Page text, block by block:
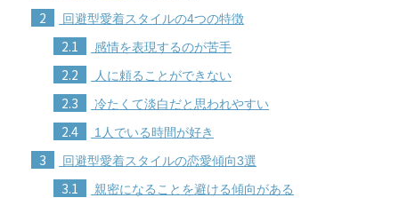
2 回避型愛着スタイルの4つの特徴
2.1 感情を表現するのが苦手
2.2 人に頼ることができない
2.3 冷たくて淡白だと思われやすい
2.4 1人でいる時間が好き
3 回避型愛着スタイルの恋愛傾向3選
3.1 親密になることを避ける傾向がある